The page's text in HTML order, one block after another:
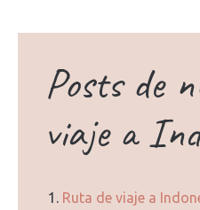
Posts de
viaje a
Ruta de viaje a